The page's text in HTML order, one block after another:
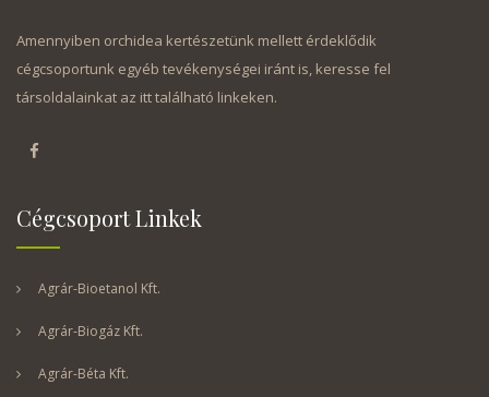
Amennyiben orchidea kertészetünk mellett érdeklődik
cégcsoportunk egyéb tevékenységei iránt is, keresse fel
társoldalainkat az itt található linkeken.
Cégcsoport Linkek
Agrár-Bioetanol Kft.
Agrár-Biogáz Kft.
Agrár-Béta Kft.